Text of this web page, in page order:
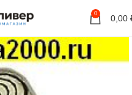
0 0,00